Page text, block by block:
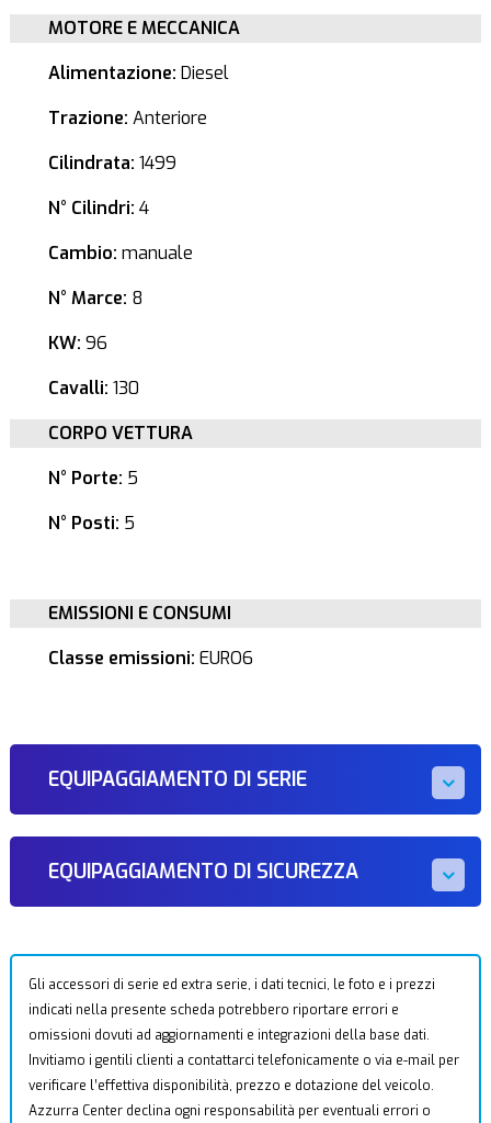
MOTORE E MECCANICA
Alimentazione: Diesel
Trazione: Anteriore
Cilindrata: 1499
N° Cilindri: 4
Cambio: manuale
N° Marce: 8
KW: 96
Cavalli: 130
CORPO VETTURA
N° Porte: 5
N° Posti: 5
EMISSIONI E CONSUMI
Classe emissioni: EURO6
EQUIPAGGIAMENTO DI SERIE
EQUIPAGGIAMENTO DI SICUREZZA
Gli accessori di serie ed extra serie, i dati tecnici, le foto e i prezzi
indicati nella presente scheda potrebbero riportare errori e
omissioni dovuti ad aggiornamenti e integrazioni della base dati.
Invitiamo i gentili clienti a contattarci telefonicamente o via e-mail per
verificare l’effettiva disponibilità, prezzo e dotazione del veicolo.
Azzurra Center declina ogni responsabilità per eventuali errori o